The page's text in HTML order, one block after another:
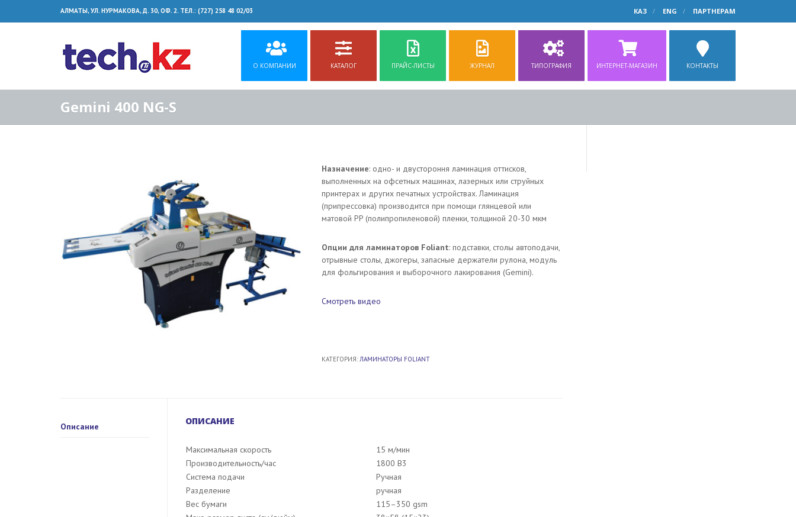
АЛМАТЫ, УЛ. НУРМАКОВА, Д. 30, ОФ. 2. ТЕЛ.: (727) 258 48 02/03 КАЗ ENG ПАРТНЕРАМ
О КОМПАНИИ КАТАЛОГ ПРАЙС-ЛИСТЫ ЖУРНАЛ ТИПОГРАФИЯ ИНТЕРНЕТ-МАГАЗИН КОНТАКТЫ
Gemini 400 NG-S
Назначение: одно- и двустороння ламинация оттисков,
выполненных на офсетных машинах, лазерных или струйных
принтерах и других печатных устройствах. Ламинация
(припрессовка) производится при помощи глянцевой или
матовой PP (полипропиленовой) пленки, толщиной 20-30 мкм
Опции для ламинаторов Foliant: подставки, столы автоподачи,
отрывные столы, джогеры, запасные держатели рулона, модуль
для фольгирования и выборочного лакирования (Gemini).
Смотреть видео
КАТЕГОРИЯ: ЛАМИНАТОРЫ FOLIANT
Описание ОПИСАНИЕ
Максимальная скорость
15 м/мин
Производительность/час
1800 B3
Система подачи
Ручная
Разделение
ручная
Вес бумаги
115–350 gsm